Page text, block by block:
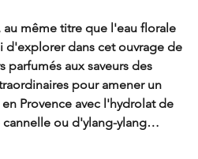
même titre que l'eau florale
d'explorer dans cet ouvrage de
parfumés aux saveurs des
pour amener un
Provence avec l'hydrolat de
cannelle ou d'ylang-ylang…